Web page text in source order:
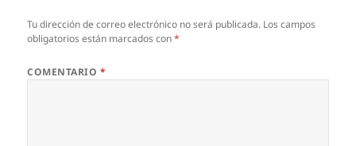
Tu dirección de correo electrónico no será publicada. Los campos
obligatorios están marcados con*
COMENTARIO *